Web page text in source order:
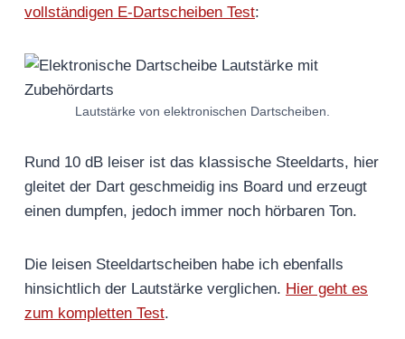
vollständigen E-Dartscheiben Test:
Lautstärke von elektronischen Dartscheiben.
Rund 10 dB leiser ist das klassische Steeldarts, hier
gleitet der Dart geschmeidig ins Board und erzeugt
einen dumpfen, jedoch immer noch hörbaren Ton.
Die leisen Steeldartscheiben habe ich ebenfalls
hinsichtlich der Lautstärke verglichen. Hier geht es
zum kompletten Test.